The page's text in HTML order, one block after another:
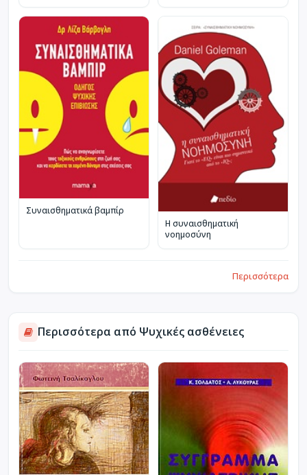
Συναισθηματικά βαμπίρ
Η συναισθηματική
νοημοσύνη
Περισσότερα
Περισσότερα από Ψυχικές ασθένειες